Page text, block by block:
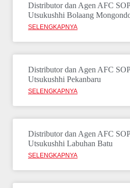
Distributor dan Agen AFC
Utsukushhi Bolaang
SELENGKAPNYA
Distributor dan Agen AFC
Utsukushhi Pekanbaru
SELENGKAPNYA
Distributor dan Agen AFC
Utsukushhi Labuhan Batu
SELENGKAPNYA